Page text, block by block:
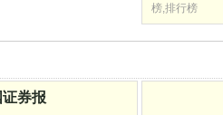
榜,排行榜
券报